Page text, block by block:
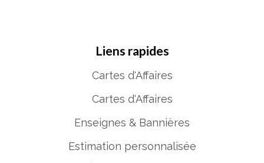
Liens rapides
Cartes d'Affaires
Cartes d'Affaires
Enseignes & Bannières
Estimation personnalisée